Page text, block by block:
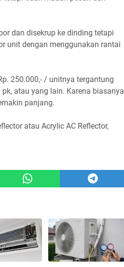
dan disekrup ke dinding tetapi
unit dengan menggunakan rantai
250.000,- / unitnya tergantung
atau yang lain. Karena biasanya
panjang.
atau Acrylic AC Reflector,